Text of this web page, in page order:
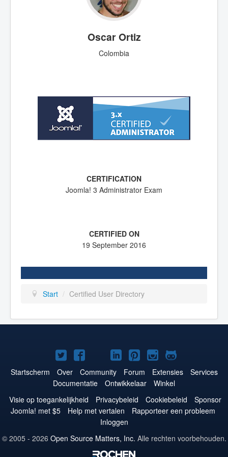
Oscar Ortiz
Colombia
Joomla! 3 Administrator Exam
19 September 2016
Start / Certified User Directory
Joomla!
op
Twitter
Joomla!
op
Facebook
Joomla!
op
YouTube
Joomla!
op
LinkedIn
Joomla!
op
Pinterest
Joomla!
op
Instagram
Joomla!
op
GitHub
Startscherm Over Community Forum Extensies
Services
Documentatie
Ontwikkelaar
Winkel
Visie op toegankelijkheid
Privacybeleid Cookiebeleid
Sponsor
Joomla! met $5
Help met vertalen
Rapporteer een probleem
Inloggen
© 2005 - 2026 Open Source Matters, Inc. Alle rechten voorbehouden.